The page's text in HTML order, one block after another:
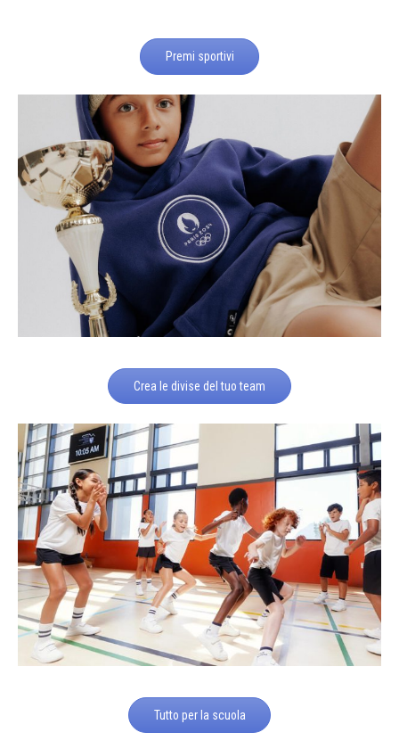
Premi sportivi
Crea le divise del tuo team
Tutto per la scuola